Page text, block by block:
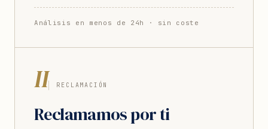
Análisis en menos de 24h · sin coste
II RECLAMACIÓN
Reclamamos por ti